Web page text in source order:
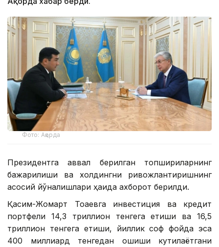
Фото: Ақорда
Президентга аввал берилган топшириқларнинг
бажарилиши ва холдингни ривожлантиришнинг
асосий йўналишлари ҳақида ахборот берилди.
Қасим-Жомарт Тоқаевга инвестиция ва кредит
портфели 14,3 триллион тенгега етиши ва 16,5
триллион тенгега етиши, йиллик соф фойда эса
400 миллиард тенгедан ошиши кутилаётгани